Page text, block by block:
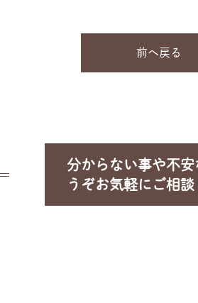
前へ戻る
分からない事や不安
うぞお気軽にご相